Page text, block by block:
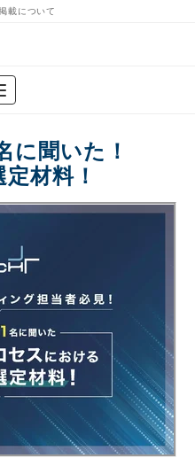
載について
に聞いた！
材料！